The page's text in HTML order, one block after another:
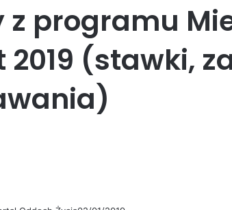
z programu
2019 (stawki,